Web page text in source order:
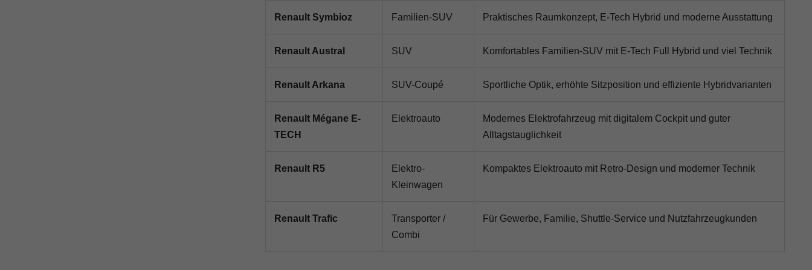
Renault Symbioz Familien-SUV Praktisches Raumkonzept, E-Tech Hybrid und moderne Ausstattung
Renault Austral SUV Komfortables Familien-SUV mit E-Tech Full Hybrid und viel Technik
Renault Arkana SUV-Coupé Sportliche Optik, erhöhte Sitzposition und effiziente Hybridvarianten
Renault Mégane E-
TECH
Elektroauto
Modernes Elektrofahrzeug mit digitalem Cockpit und guter
Alltagstauglichkeit
Renault R5
Elektro-
Kleinwagen
Kompaktes Elektroauto mit Retro-Design und moderner Technik
Renault Trafic
Transporter /
Combi
Für Gewerbe, Familie, Shuttle-Service und Nutzfahrzeugkunden